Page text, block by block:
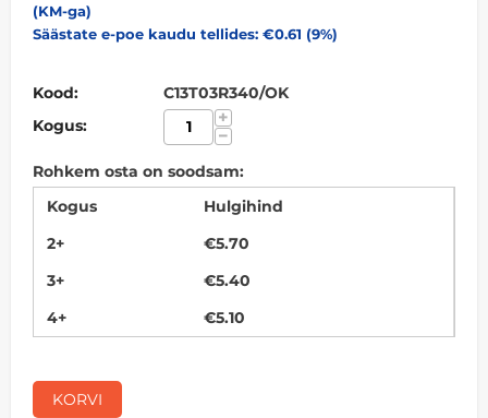
(KM-ga)
Säästate e-poe kaudu tellides: €0.61 (9%)
Kood:
C13T03R340/OK
Kogus:
+
−
Rohkem osta on soodsam:
Kogus
Hulgihind
2+
€5.70
3+
€5.40
4+
€5.10
KORVI